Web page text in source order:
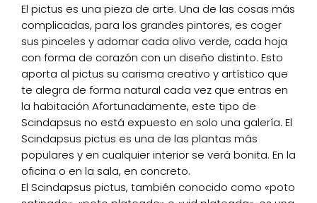
El pictus es una pieza de arte. Una de las cosas más
complicadas, para los grandes pintores, es coger
sus pinceles y adornar cada olivo verde, cada hoja
con forma de corazón con un diseño distinto. Esto
aporta al pictus su carisma creativo y artístico que
te alegra de forma natural cada vez que entras en
la habitación Afortunadamente, este tipo de
Scindapsus no está expuesto en solo una galería. El
Scindapsus pictus es una de las plantas más
populares y en cualquier interior se verá bonita. En la
oficina o en la sala, en concreto.
El Scindapsus pictus, también conocido como «poto